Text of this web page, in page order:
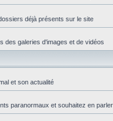
déjà présents sur le site
des galeries d'images et de vidéos
et son actualité
paranormaux et souhaitez en